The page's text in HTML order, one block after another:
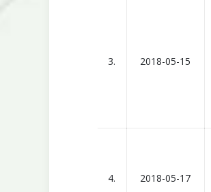
3. 2018-05-15
4. 2018-05-17